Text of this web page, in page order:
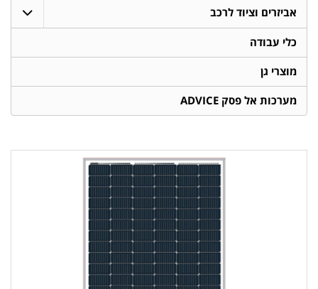
אביזרים וציוד לרכב
כלי עבודה
מוצרי גן
מערכות אל פסק ADVICE